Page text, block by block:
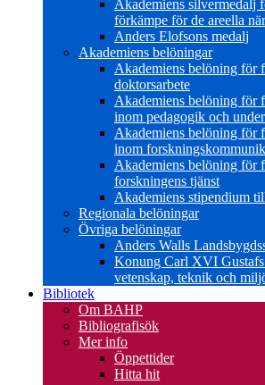
Akademiens silvermedalj
förkämpe för de areella
Anders Elofsons medalj
Akademiens belöningar
Akademiens belöning för
doktorsarbete
Akademiens belöning för
inom pedagogik och
Akademiens belöning för
inom
Akademiens belöning för
forskningens tjänst
Akademiens stipendium
Regionala belöningar
Övriga belöningar
Anders Walls
Konung Carl XVI
vetenskap, teknik och
Bibliotek
Om BAHP
Bibliografisök
Mer info
Öppettider
Hitta hit